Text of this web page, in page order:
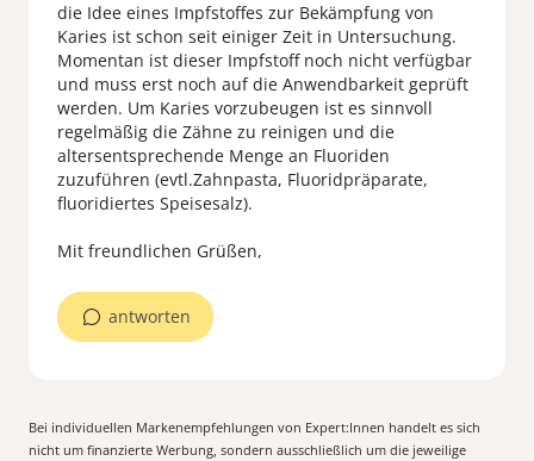
die Idee eines Impfstoffes zur Bekämpfung von
Karies ist schon seit einiger Zeit in Untersuchung.
Momentan ist dieser Impfstoff noch nicht verfügbar
und muss erst noch auf die Anwendbarkeit geprüft
werden. Um Karies vorzubeugen ist es sinnvoll
regelmäßig die Zähne zu reinigen und die
altersentsprechende Menge an Fluoriden
zuzuführen (evtl.Zahnpasta, Fluoridpräparate,
fluoridiertes Speisesalz).
Mit freundlichen Grüßen,
antworten
Bei individuellen Markenempfehlungen von Expert:Innen handelt es sich
nicht um finanzierte Werbung, sondern ausschließlich um die jeweilige